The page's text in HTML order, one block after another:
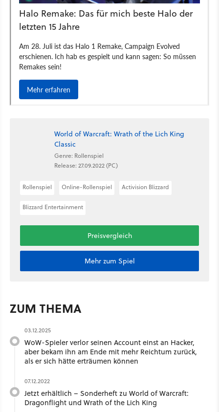
World of Warcraft: Wrath of the Lich King
Classic
Genre: Rollenspiel
Release: 27.09.2022 (PC)
Rollenspiel Online-Rollenspiel Activision Blizzard
Blizzard Entertainment
Preisvergleich
Mehr zum Spiel
ZUM THEMA
03.12.2025
WoW-Spieler verlor seinen Account einst an Hacker,
aber bekam ihn am Ende mit mehr Reichtum zurück,
als er sich hätte erträumen können
07.12.2022
Jetzt erhältlich – Sonderheft zu World of Warcraft:
Dragonflight und Wrath of the Lich King